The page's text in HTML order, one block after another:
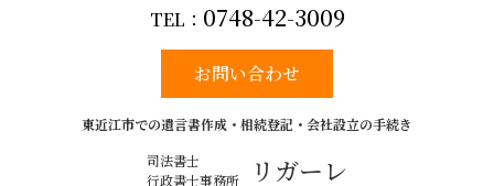
0748-42-3009
お問い合わせ
東近江市での遺言書作成・相続登記・会社設立の手続き
司法書士
行政書士事務所
リガーレ